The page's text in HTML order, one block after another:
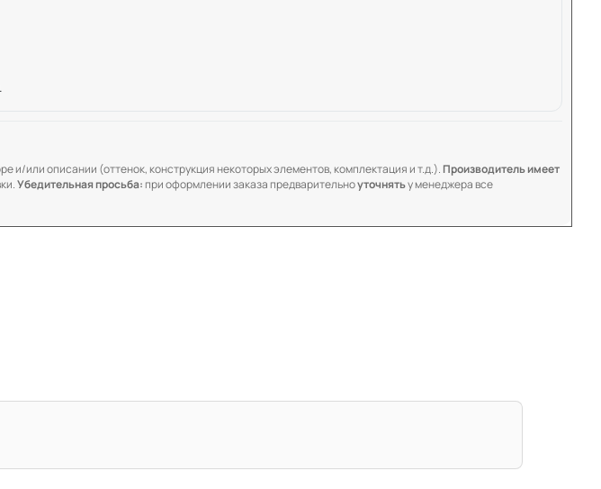
и/или описании (оттенок, конструкция некоторых элементов, комплектация и т.д.). Производитель имеет
Убедительная просьба:при оформлении заказа предварительноуточнятьу менеджера все